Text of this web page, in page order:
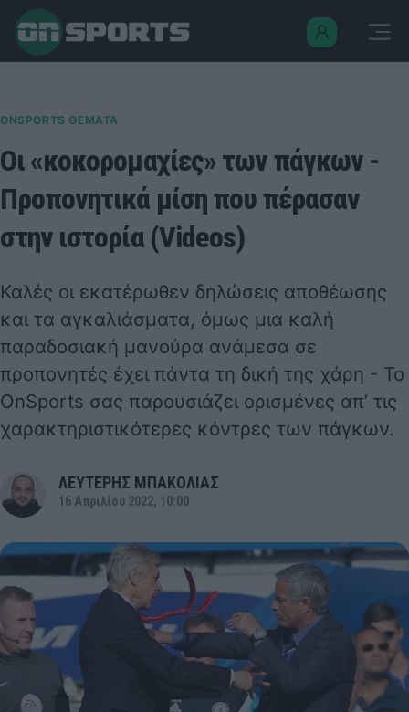
ONSPORTS ΘΕΜΑΤΑ
Οι «κοκορομαχίες» των πάγκων -
Προπονητικά μίση που πέρασαν
στην ιστορία (Videos)
Καλές οι εκατέρωθεν δηλώσεις αποθέωσης
και τα αγκαλιάσματα, όμως μια καλή
παραδοσιακή μανούρα ανάμεσα σε
προπονητές έχει πάντα τη δική της χάρη - Το
OnSports σας παρουσιάζει ορισμένες απ’ τις
χαρακτηριστικότερες κόντρες των πάγκων.
ΛΕΥΤΕΡΗΣ ΜΠΑΚΟΛΙΑΣ
16 Απριλίου 2022, 10:00